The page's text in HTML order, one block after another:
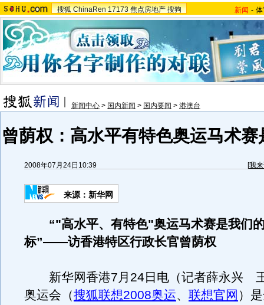
搜狐 ChinaRen 17173 焦点房地产 搜狗 新闻 -
新闻中心 > 国内新闻 > 国内要闻 > 港澳台
曾荫权：高水平有特色奥运马术
2008年07月24日10:39 [我
来源：新华网
“"高水平、有特色"奥运马术赛是我们
标”——访香港特区行政长官曾荫权
新华网香港7月24日电（记者薛永兴 王
奥运会（搜狐联想2008奥运、 联想官网 ）